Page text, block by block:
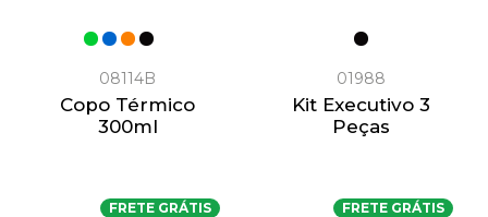
08114B
Copo Térmico
300ml
01988
Kit Executivo 3
Peças
FRETE GRÁTIS FRETE GRÁTIS